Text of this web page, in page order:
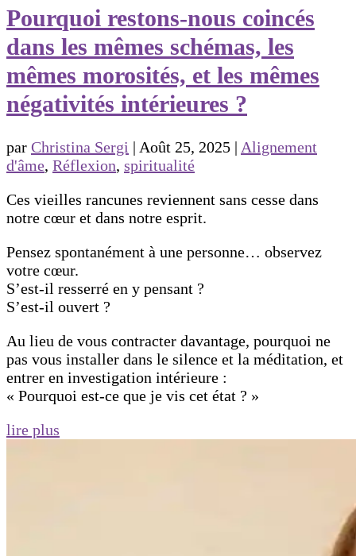
Pourquoi restons-nous coincés
dans les mêmes schémas, les
mêmes morosités, et les mêmes
négativités intérieures ?
par Christina Sergi | Août 25, 2025 | Alignement
d'âme, Réflexion, spiritualité
Ces vieilles rancunes reviennent sans cesse dans
notre cœur et dans notre esprit.
Pensez spontanément à une personne… observez
votre cœur.
S’est-il resserré en y pensant ?
S’est-il ouvert ?
Au lieu de vous contracter davantage, pourquoi ne
pas vous installer dans le silence et la méditation, et
entrer en investigation intérieure :
« Pourquoi est-ce que je vis cet état ? »
lire plus